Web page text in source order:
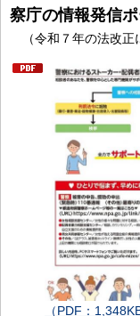
察庁の情報発信
（令和７年の法改正
（PDF：1,348KB